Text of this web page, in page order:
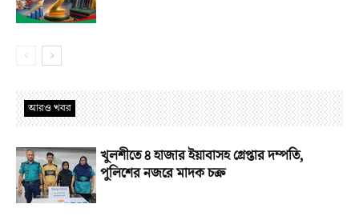
আরও খবর
খুলশীতে ৪ হাজার ইয়াবাসহ গ্রেপ্তার দম্পতি,
পুলিশের নজরে মাদক চক্র